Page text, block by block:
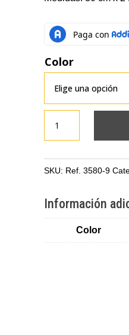
Color
mediano
en
cantidad
SKU: Ref. 3580-9
Información
Color